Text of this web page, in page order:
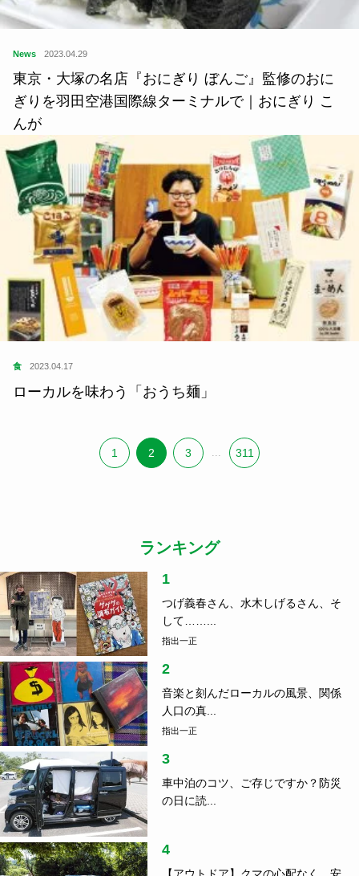
News 2023.04.29
東京・大塚の名店『おにぎり ぼんご』監修のおに
ぎりを羽田空港国際線ターミナルで｜おにぎり こ
んが
食 2023.04.17
ローカルを味わう「おうち麺」
1 2 3 311
ランキング
1
つげ義春さん、水木しげるさん、そ
して……...
指出一正
2
音楽と刻んだローカルの風景、関係
人口の真...
指出一正
3
車中泊のコツ、ご存じですか？防災
の日に読...
4
【アウトドア】クマの心配なく、安